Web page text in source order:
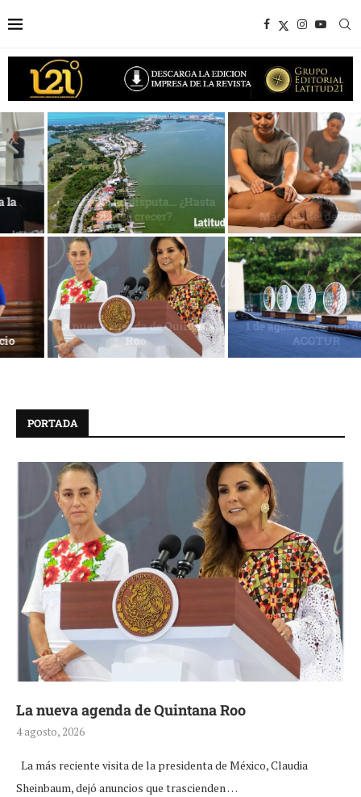
Desarrollo en disputa… ¿Hasta
dónde crecer?
Más allá del descanso
La nueva agenda de Quintana
Roo
1 de agosto • Torneo de Golf
ACOTUR
PORTADA
La nueva agenda de Quintana Roo
4 agosto, 2026
La más reciente visita de la presidenta de México, Claudia
Sheinbaum, dejó anuncios que trascienden …